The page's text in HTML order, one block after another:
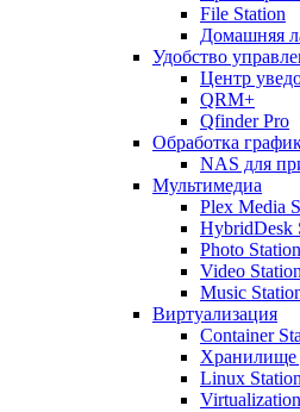
File Station
Домашняя
Удобство
Центр
QRM+
Qfinder Pro
Обработка
NAS для
Мультимедиа
Plex Media
HybridDesk
Photo Station
Video Station
Music
Виртуализация
Container
Хранилище
Linux Station